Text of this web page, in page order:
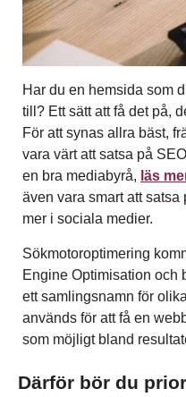
Har du en hemsida som
till? Ett sätt att få det på,
För att synas allra bäst,
vara värt att satsa på
en bra mediabyrå, läs
även vara smart att
mer i sociala medier.
Sökmotoroptimering
Engine Optimisation och
ett samlingsnamn för
används för att få en
som möjligt bland
Därför bör du